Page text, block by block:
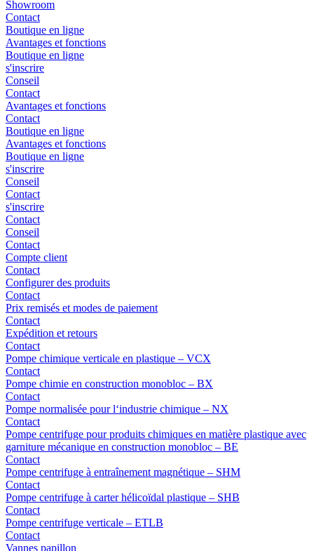
Showroom
Contact
Boutique en ligne
Avantages et fonctions
Boutique en ligne
s'inscrire
Conseil
Contact
Avantages et fonctions
Contact
Boutique en ligne
Avantages et fonctions
Boutique en ligne
s'inscrire
Conseil
Contact
s'inscrire
Contact
Conseil
Contact
Compte client
Contact
Configurer des produits
Contact
Prix remisés et modes de paiement
Contact
Expédition et retours
Contact
Pompe chimique verticale en plastique – VCX
Contact
Pompe chimie en construction monobloc – BX
Contact
Pompe normalisée pour l‘industrie chimique – NX
Contact
Pompe centrifuge pour produits chimiques en matière plastique avec
garniture mécanique en construction monobloc – BE
Contact
Pompe centrifuge à entraînement magnétique – SHM
Contact
Pompe centrifuge à carter hélicoïdal plastique – SHB
Contact
Pompe centrifuge verticale – ETLB
Contact
Vannes papillon